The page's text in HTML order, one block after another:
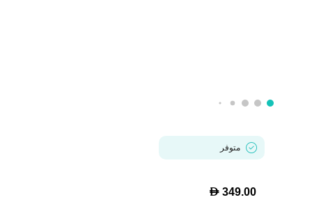
متوفر
D 349.00